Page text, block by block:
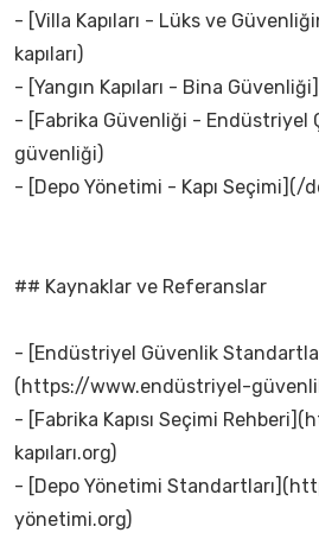
- [Villa Kapıları - Lüks ve
kapıları)
- [Yangın Kapıları - Bina
- [Fabrika Güvenliği -
güvenliği)
- [Depo Yönetimi - Kapı Seçimi](/
## Kaynaklar ve Referanslar
- [Endüstriyel Güvenlik
(https://www.endüstriyel-
- [Fabrika Kapısı Seçimi
kapıları.org)
- [Depo Yönetimi
yönetimi.org)